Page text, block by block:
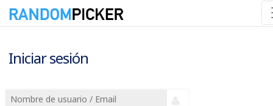
Iniciar sesión